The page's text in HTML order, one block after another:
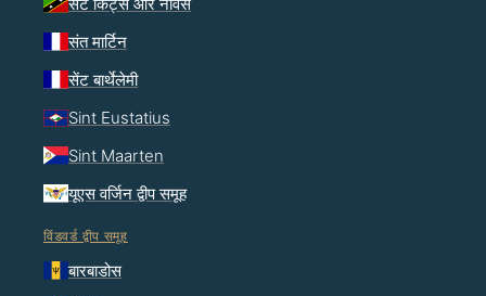
संत मार्टिन
सेंट बार्थेलेमी
Sint Eustatius
Sint Maarten
यूएस वर्जिन द्वीप समूह
विंडवर्ड द्वीप समूह
बारबाडोस